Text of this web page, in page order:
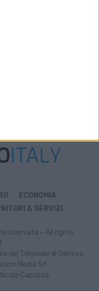
ECONOMIA
& SERVIZI
riservata – All rights
del Tribunale di Genova
Media Srl
Capuzzo